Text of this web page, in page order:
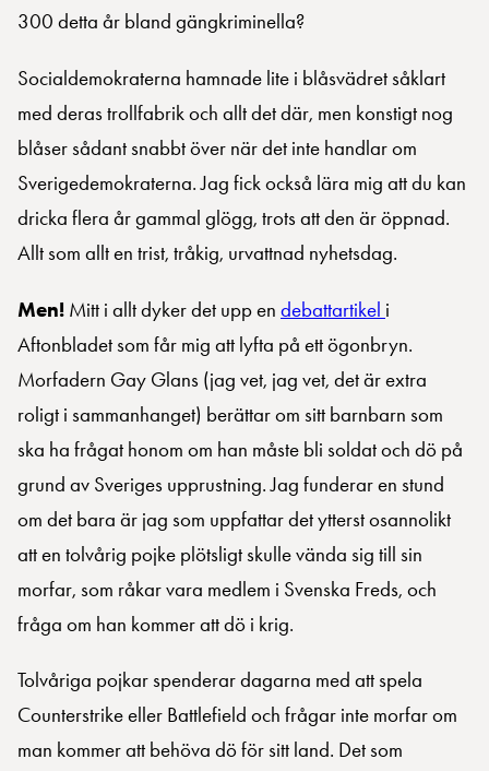
300 detta år bland gängkriminella?
Socialdemokraterna hamnade lite i blåsvädret såklart
med deras trollfabrik och allt det där, men konstigt nog
blåser sådant snabbt över när det inte handlar om
Sverigedemokraterna. Jag fick också lära mig att du kan
dricka flera år gammal glögg, trots att den är öppnad.
Allt som allt en trist, tråkig, urvattnad nyhetsdag.
Men! Mitt i allt dyker det upp en debattartikel i
Aftonbladet som får mig att lyfta på ett ögonbryn.
Morfadern Gay Glans (jag vet, jag vet, det är extra
roligt i sammanhanget) berättar om sitt barnbarn som
ska ha frågat honom om han måste bli soldat och dö på
grund av Sveriges upprustning. Jag funderar en stund
om det bara är jag som uppfattar det ytterst osannolikt
att en tolvårig pojke plötsligt skulle vända sig till sin
morfar, som råkar vara medlem i Svenska Freds, och
fråga om han kommer att dö i krig.
Tolvåriga pojkar spenderar dagarna med att spela
Counterstrike eller Battlefield och frågar inte morfar om
man kommer att behöva dö för sitt land. Det som